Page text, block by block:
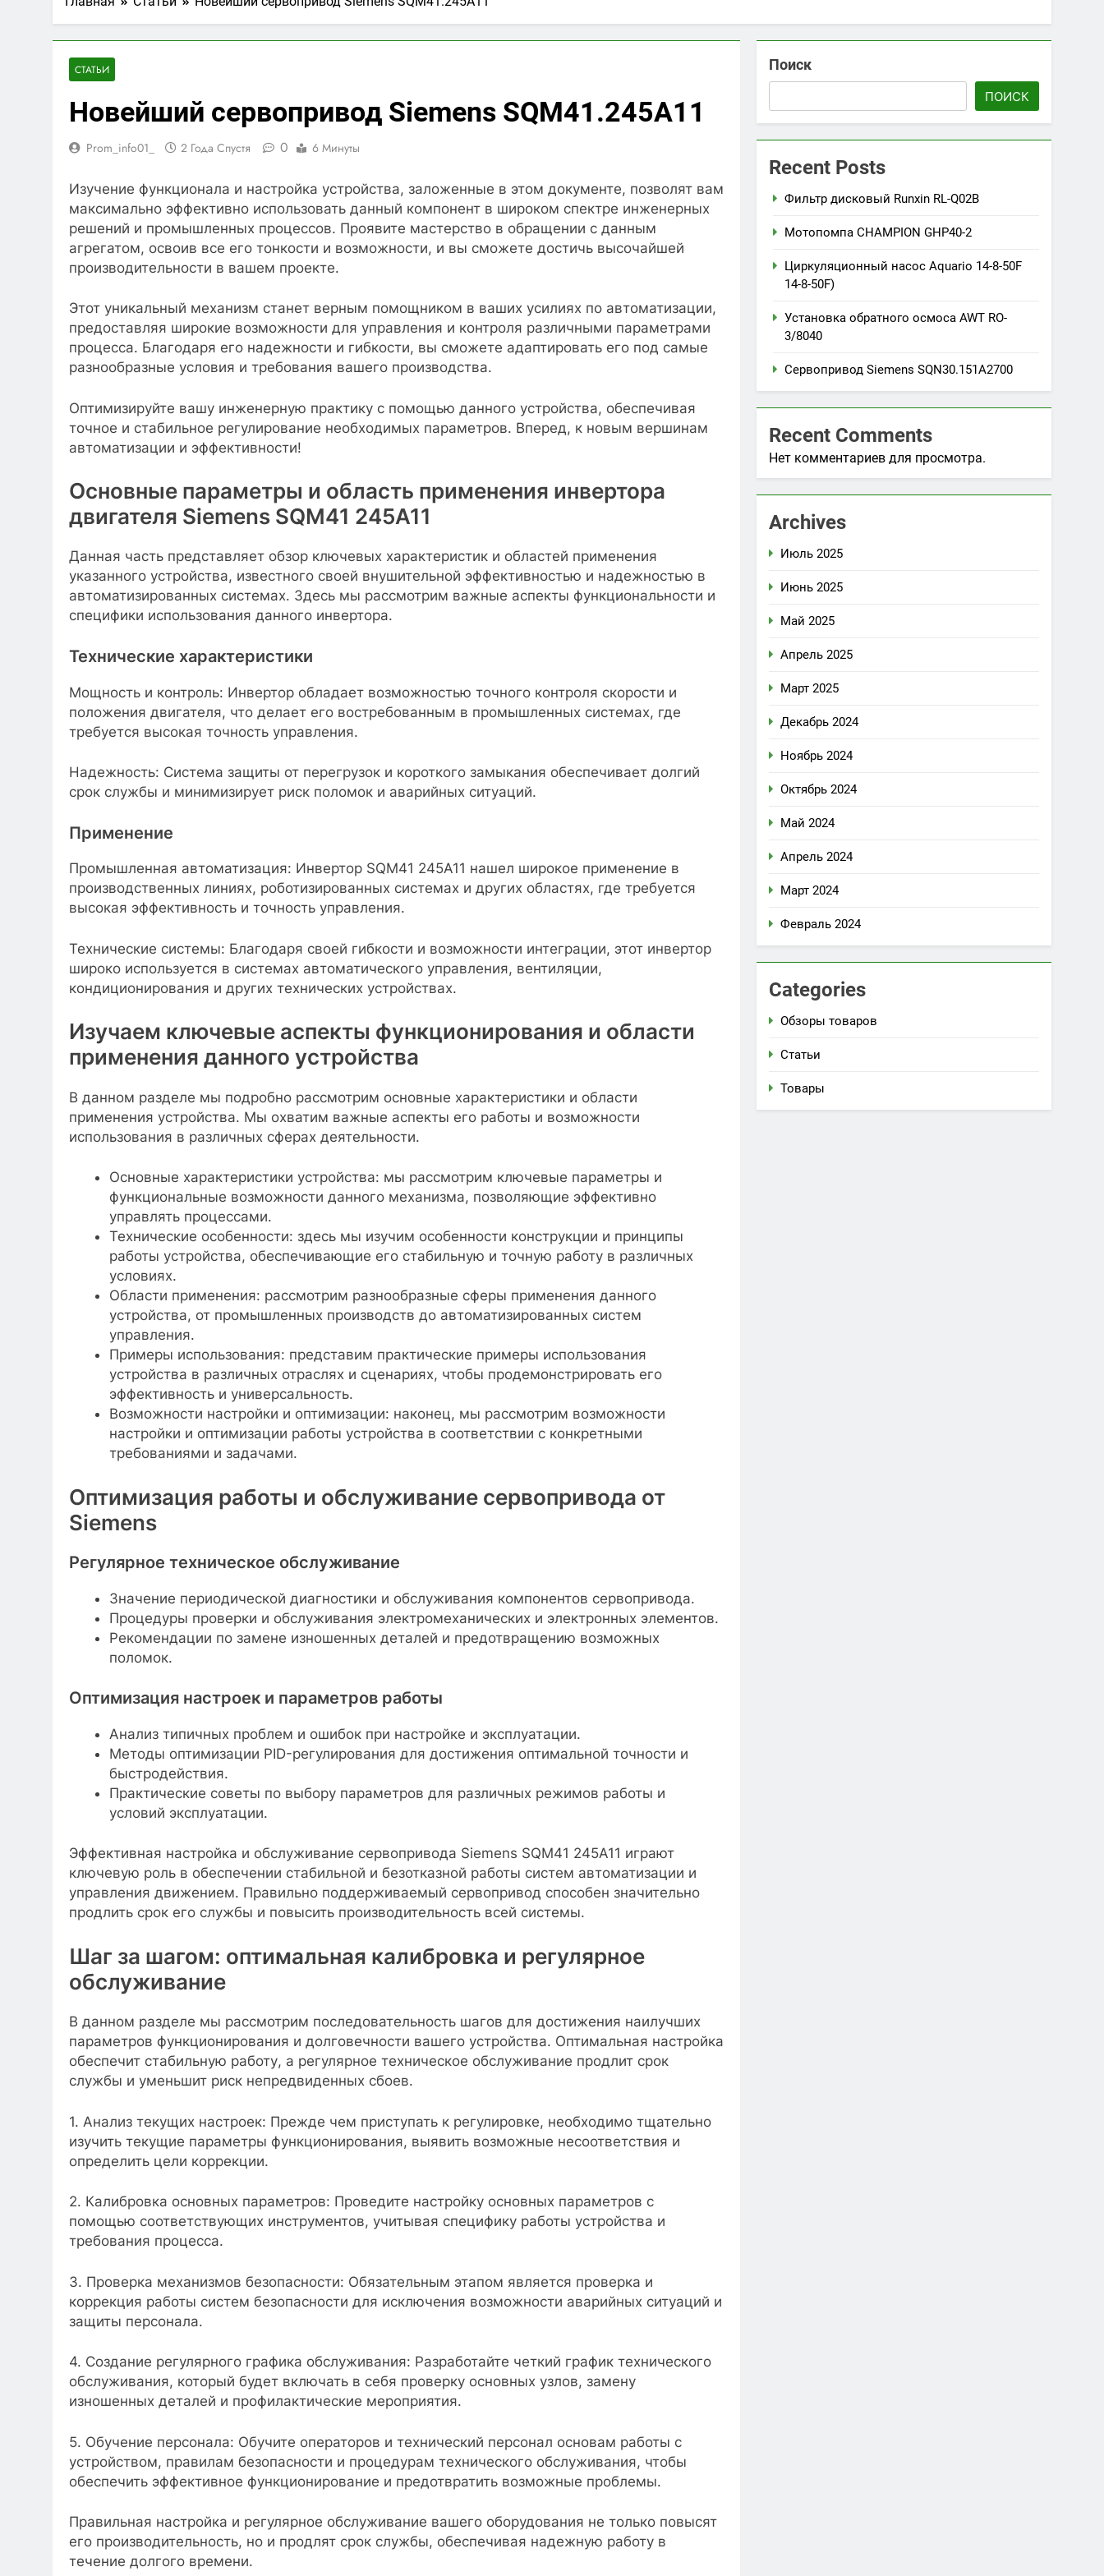
СТАТЬИ
Новейший сервопривод Siemens SQM41.245A11
Prom_info01_ 2 Года Спустя 0 6 Минуты
Изучение функционала и настройка устройства, заложенные в этом документе, позволят вам
максимально эффективно использовать данный компонент в широком спектре инженерных
решений и промышленных процессов. Проявите мастерство в обращении с данным
агрегатом, освоив все его тонкости и возможности, и вы сможете достичь высочайшей
производительности в вашем проекте.
Этот уникальный механизм станет верным помощником в ваших усилиях по автоматизации,
предоставляя широкие возможности для управления и контроля различными параметрами
процесса. Благодаря его надежности и гибкости, вы сможете адаптировать его под самые
разнообразные условия и требования вашего производства.
Оптимизируйте вашу инженерную практику с помощью данного устройства, обеспечивая
точное и стабильное регулирование необходимых параметров. Вперед, к новым вершинам
автоматизации и эффективности!
Основные параметры и область применения инвертора
двигателя Siemens SQM41 245A11
Данная часть представляет обзор ключевых характеристик и областей применения
указанного устройства, известного своей внушительной эффективностью и надежностью в
автоматизированных системах. Здесь мы рассмотрим важные аспекты функциональности и
специфики использования данного инвертора.
Технические характеристики
Мощность и контроль: Инвертор обладает возможностью точного контроля скорости и
положения двигателя, что делает его востребованным в промышленных системах, где
требуется высокая точность управления.
Надежность: Система защиты от перегрузок и короткого замыкания обеспечивает долгий
срок службы и минимизирует риск поломок и аварийных ситуаций.
Применение
Промышленная автоматизация: Инвертор SQM41 245A11 нашел широкое применение в
производственных линиях, роботизированных системах и других областях, где требуется
высокая эффективность и точность управления.
Технические системы: Благодаря своей гибкости и возможности интеграции, этот инвертор
широко используется в системах автоматического управления, вентиляции,
кондиционирования и других технических устройствах.
Изучаем ключевые аспекты функционирования и области
применения данного устройства
В данном разделе мы подробно рассмотрим основные характеристики и области
применения устройства. Мы охватим важные аспекты его работы и возможности
использования в различных сферах деятельности.
Основные характеристики устройства: мы рассмотрим ключевые параметры и
функциональные возможности данного механизма, позволяющие эффективно
управлять процессами.
Технические особенности: здесь мы изучим особенности конструкции и принципы
работы устройства, обеспечивающие его стабильную и точную работу в различных
условиях.
Области применения: рассмотрим разнообразные сферы применения данного
устройства, от промышленных производств до автоматизированных систем
управления.
Примеры использования: представим практические примеры использования
устройства в различных отраслях и сценариях, чтобы продемонстрировать его
эффективность и универсальность.
Возможности настройки и оптимизации: наконец, мы рассмотрим возможности
настройки и оптимизации работы устройства в соответствии с конкретными
требованиями и задачами.
Оптимизация работы и обслуживание сервопривода от
Siemens
Регулярное техническое обслуживание
Значение периодической диагностики и обслуживания компонентов сервопривода.
Процедуры проверки и обслуживания электромеханических и электронных элементов.
Рекомендации по замене изношенных деталей и предотвращению возможных
поломок.
Оптимизация настроек и параметров работы
Анализ типичных проблем и ошибок при настройке и эксплуатации.
Методы оптимизации PID-регулирования для достижения оптимальной точности и
быстродействия.
Практические советы по выбору параметров для различных режимов работы и
условий эксплуатации.
Эффективная настройка и обслуживание сервопривода Siemens SQM41 245A11 играют
ключевую роль в обеспечении стабильной и безотказной работы систем автоматизации и
управления движением. Правильно поддерживаемый сервопривод способен значительно
продлить срок его службы и повысить производительность всей системы.
Шаг за шагом: оптимальная калибровка и регулярное
обслуживание
В данном разделе мы рассмотрим последовательность шагов для достижения наилучших
параметров функционирования и долговечности вашего устройства. Оптимальная настройка
обеспечит стабильную работу, а регулярное техническое обслуживание продлит срок
службы и уменьшит риск непредвиденных сбоев.
1. Анализ текущих настроек: Прежде чем приступать к регулировке, необходимо тщательно
изучить текущие параметры функционирования, выявить возможные несоответствия и
определить цели коррекции.
2. Калибровка основных параметров: Проведите настройку основных параметров с
помощью соответствующих инструментов, учитывая специфику работы устройства и
требования процесса.
3. Проверка механизмов безопасности: Обязательным этапом является проверка и
коррекция работы систем безопасности для исключения возможности аварийных ситуаций и
защиты персонала.
4. Создание регулярного графика обслуживания: Разработайте четкий график технического
обслуживания, который будет включать в себя проверку основных узлов, замену
изношенных деталей и профилактические мероприятия.
5. Обучение персонала: Обучите операторов и технический персонал основам работы с
устройством, правилам безопасности и процедурам технического обслуживания, чтобы
обеспечить эффективное функционирование и предотвратить возможные проблемы.
Правильная настройка и регулярное обслуживание вашего оборудования не только повысят
его производительность, но и продлят срок службы, обеспечивая надежную работу в
течение долгого времени.
Поиск
ПОИСК
Recent Posts
Фильтр дисковый Runxin RL-Q02B
Мотопомпа CHAMPION GHP40-2
Циркуляционный насос Aquario 14-8-50F
14-8-50F)
Установка обратного осмоса AWT RO-
3/8040
Сервопривод Siemens SQN30.151A2700
Recent Comments
Нет комментариев для просмотра.
Archives
Июль 2025
Июнь 2025
Май 2025
Апрель 2025
Март 2025
Декабрь 2024
Ноябрь 2024
Октябрь 2024
Май 2024
Апрель 2024
Март 2024
Февраль 2024
Categories
Обзоры товаров
Статьи
Товары